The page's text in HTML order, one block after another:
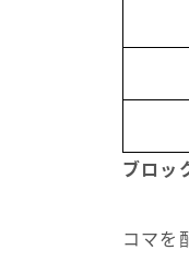
ブロッ
コマを